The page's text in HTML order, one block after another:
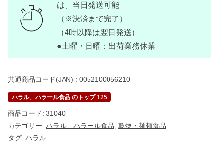
C
M
C
】
個
は、当日発送可能
（※決済まで完了）
（4時以降は翌日発送）
●土曜・日曜：出荷業務休業
共通商品コード(JAN) : 0052100056210
ハラル、ハラール食品 のトップ 125
商品コード: 31040
カテゴリー: ハラル、ハラール食品 乾物・麺類食品
タグ: ハラル